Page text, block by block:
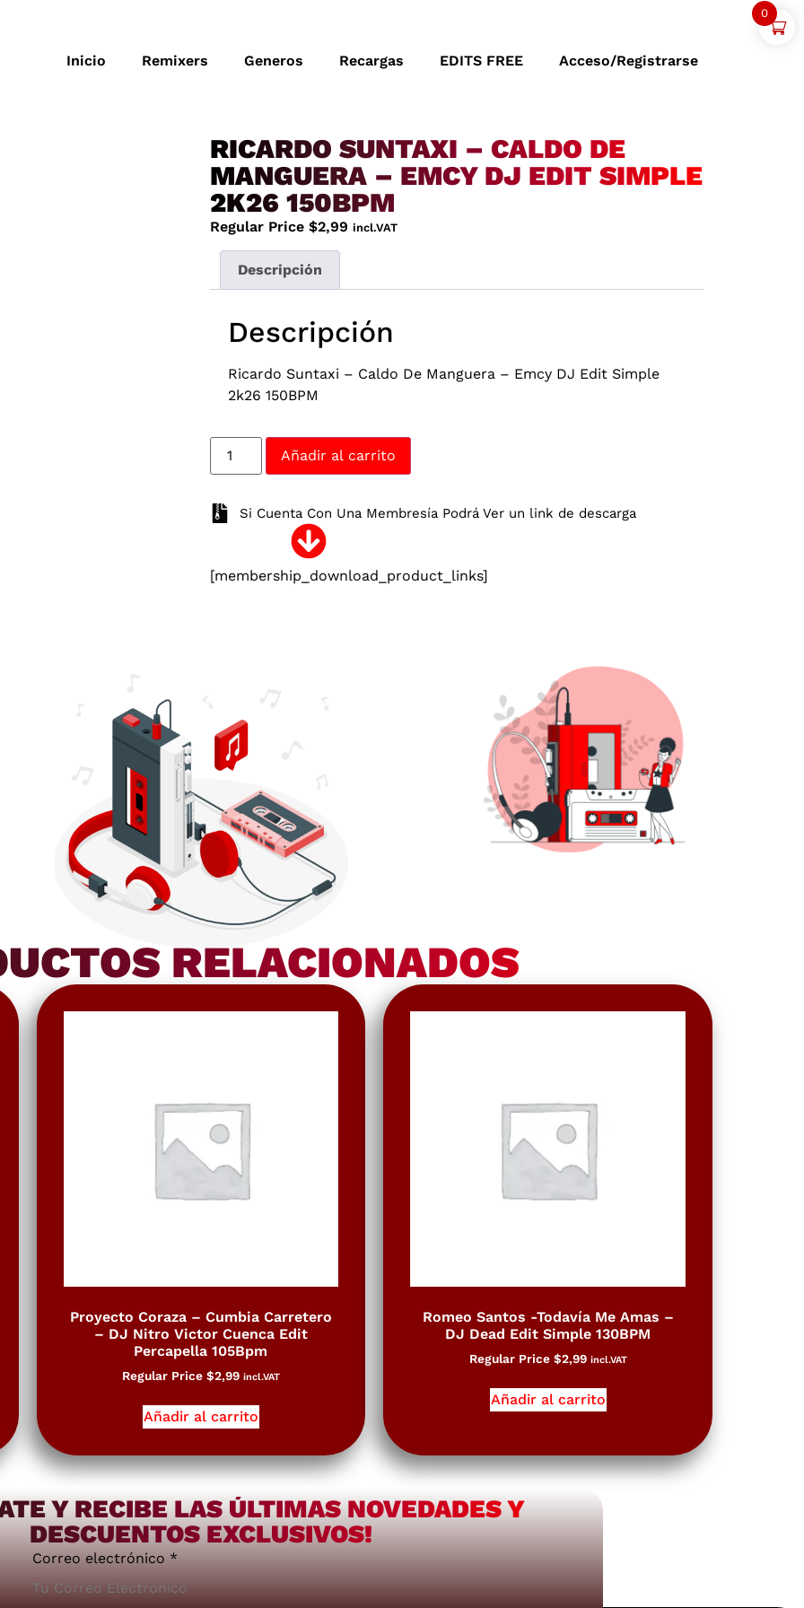
Inicio Remixers Generos Recargas EDITS FREE Acceso/Registrarse
RICARDO SUNTAXI – CALDO DE
MANGUERA – EMCY DJ EDIT SIMPLE
2K26 150BPM
Regular Price $2,99 incl.VAT
Descripción
Descripción
Ricardo Suntaxi – Caldo De Manguera – Emcy DJ Edit Simple
2k26 150BPM
Añadir al carrito
Si Cuenta Con Una Membresía Podrá Ver un link de descarga
[membership_download_product_links]
RELACIONADOS
Proyecto Coraza – Cumbia Carretero
– DJ Nitro Victor Cuenca Edit
Percapella 105Bpm
Regular Price $2,99 incl.VAT
Añadir al carrito
Romeo Santos -Todavía Me Amas –
DJ Dead Edit Simple 130BPM
Regular Price $2,99 incl.VAT
Añadir al carrito
Y RECIBE LAS ÚLTIMAS NOVEDADES Y
DESCUENTOS EXCLUSIVOS!
Correo electrónico *
0